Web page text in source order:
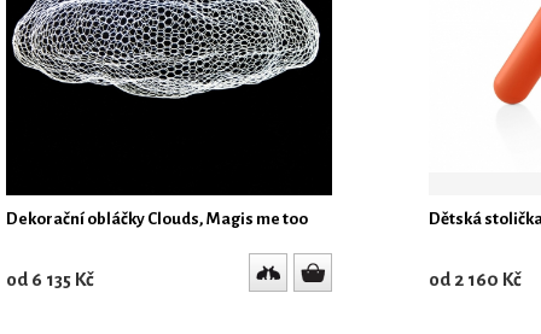
Dekorační obláčky Clouds, Magis me too
od 6 135 Kč
Dětská
od 2 160 Kč